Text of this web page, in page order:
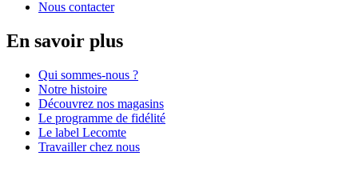
Nous contacter
En savoir plus
Qui sommes-nous ?
Notre histoire
Découvrez nos magasins
Le programme de fidélité
Le label Lecomte
Travailler chez nous